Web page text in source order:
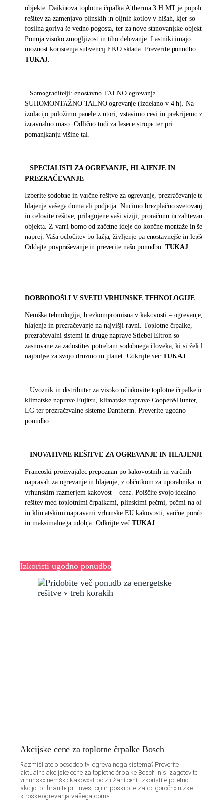
objekte. Daikinova toplotna črpalka Altherma 3 H MT je popolna
rešitev za zamenjavo plinskih in oljnih kotlov v hišah, kjer so
fosilna goriva še vedno pogosta, ter za nove stanovanjske objekte.
Ponuja visoko zmogljivost in tiho delovanje. Lastniki imajo
možnost koriščenja subvencij EKO sklada. Preverite ponudbo
TUKAJ.
Samograditelji: enostavno TALNO ogrevanje –
SUHOMONTAŽNO TALNO ogrevanje (izdelano v 4 h). Na
izolacijo položimo panele z utori, vstavimo cevi in prekrijemo z
izravnalno maso. Odlično tudi za lesene strope ter pri
pomanjkanju višine tal.
SPECIALISTI ZA OGREVANJE, HLAJENJE IN
PREZRAČEVANJE
Izberite sodobne in varčne rešitve za ogrevanje, prezračevanje ter
hlajenje vašega doma ali podjetja. Nudimo brezplačno svetovanje
in celovite rešitve, prilagojene vaši viziji, proračunu in zahtevam
objekta. Z vami bomo od začetne ideje do končne montaže in še
naprej. Vaša odločitev bo lažja, življenje pa enostavnejše in lepše.
Oddajte povpraševanje in preverite našo ponudbo TUKAJ.
DOBRODOŠLI V SVETU VRHUNSKE TEHNOLOGIJE
Nemška tehnologija, brezkompromisna v kakovosti – ogrevanje,
hlajenje in prezračevanje na najvišji ravni. Toplotne črpalke,
prezračevalni sistemi in druge naprave Stiebel Eltron so
zasnovane za zadostitev potrebam sodobnega človeka, ki si želi le
najboljše za svojo družino in planet. Odkrijte več TUKAJ.
Uvoznik in distributer za visoko učinkovite toplotne črpalke in
klimatske naprave Fujitsu, klimatske naprave Cooper&Hunter,
LG ter prezračevalne sisteme Dantherm. Preverite ugodno
ponudbo.
INOVATIVNE REŠITVE ZA OGREVANJE IN HLAJENJE
Francoski proizvajalec prepoznan po kakovostnih in varčnih
napravah za ogrevanje in hlajenje, z občutkom za uporabnika in z
vrhunskim razmerjem kakovost – cena. Poiščite svojo idealno
rešitev med toplotnimi črpalkami, plinskimi pečmi, pečmi na olje
in klimatskimi napravami vrhunske EU kakovosti, varčne porabe
in maksimalnega udobja. Odkrijte več TUKAJ.
Izkoristi ugodno ponudbo
Akcijske cene za toplotne črpalke Bosch
Razmišljate o posodobitvi ogrevalnega sistema? Preverite
aktualne akcijske cene za toplotne črpalke Bosch in si zagotovite
vrhunsko nemško kakovost po znižani ceni. Izkoristite poletno
akcijo, prihranite pri investiciji in poskrbite za dolgoročno nizke
stroške ogrevanja vašega doma.